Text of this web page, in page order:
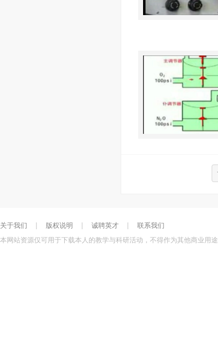
关于我们 | 版权说明 | 诚聘英才 |
联系我们
本网站资源仅可用于下载本人的教学与科研活动，不得作为其他商业用